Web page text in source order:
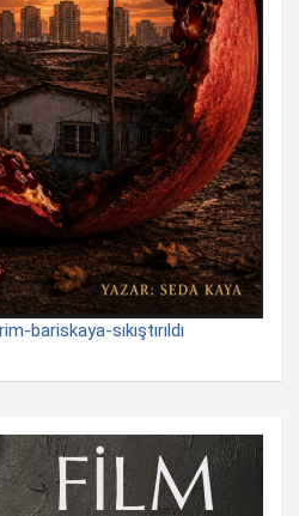
bariskaya-sıkıştırıldı